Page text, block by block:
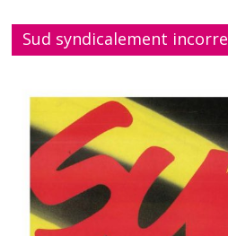
Sud syndicalement